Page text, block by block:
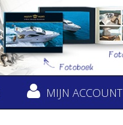
MIJN ACCOUNT